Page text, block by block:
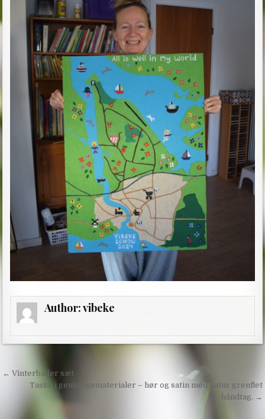
Author:vibeke
Post
navigation
← Vinterbader sæt
Taske i genbrugsmaterialer – hør og satin med natur grenflet
håndtag. →